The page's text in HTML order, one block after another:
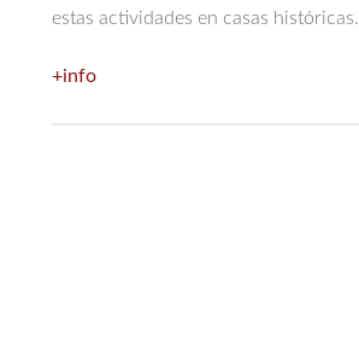
estas actividades en casas históricas.
+info